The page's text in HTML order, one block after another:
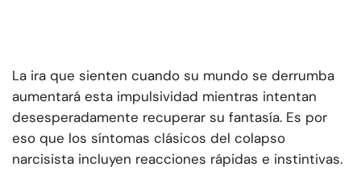
La ira que sienten cuando su mundo se derrumba
aumentará esta impulsividad mientras intentan
desesperadamente recuperar su fantasía. Es por
eso que los síntomas clásicos del colapso
narcisista incluyen reacciones rápidas e instintivas.